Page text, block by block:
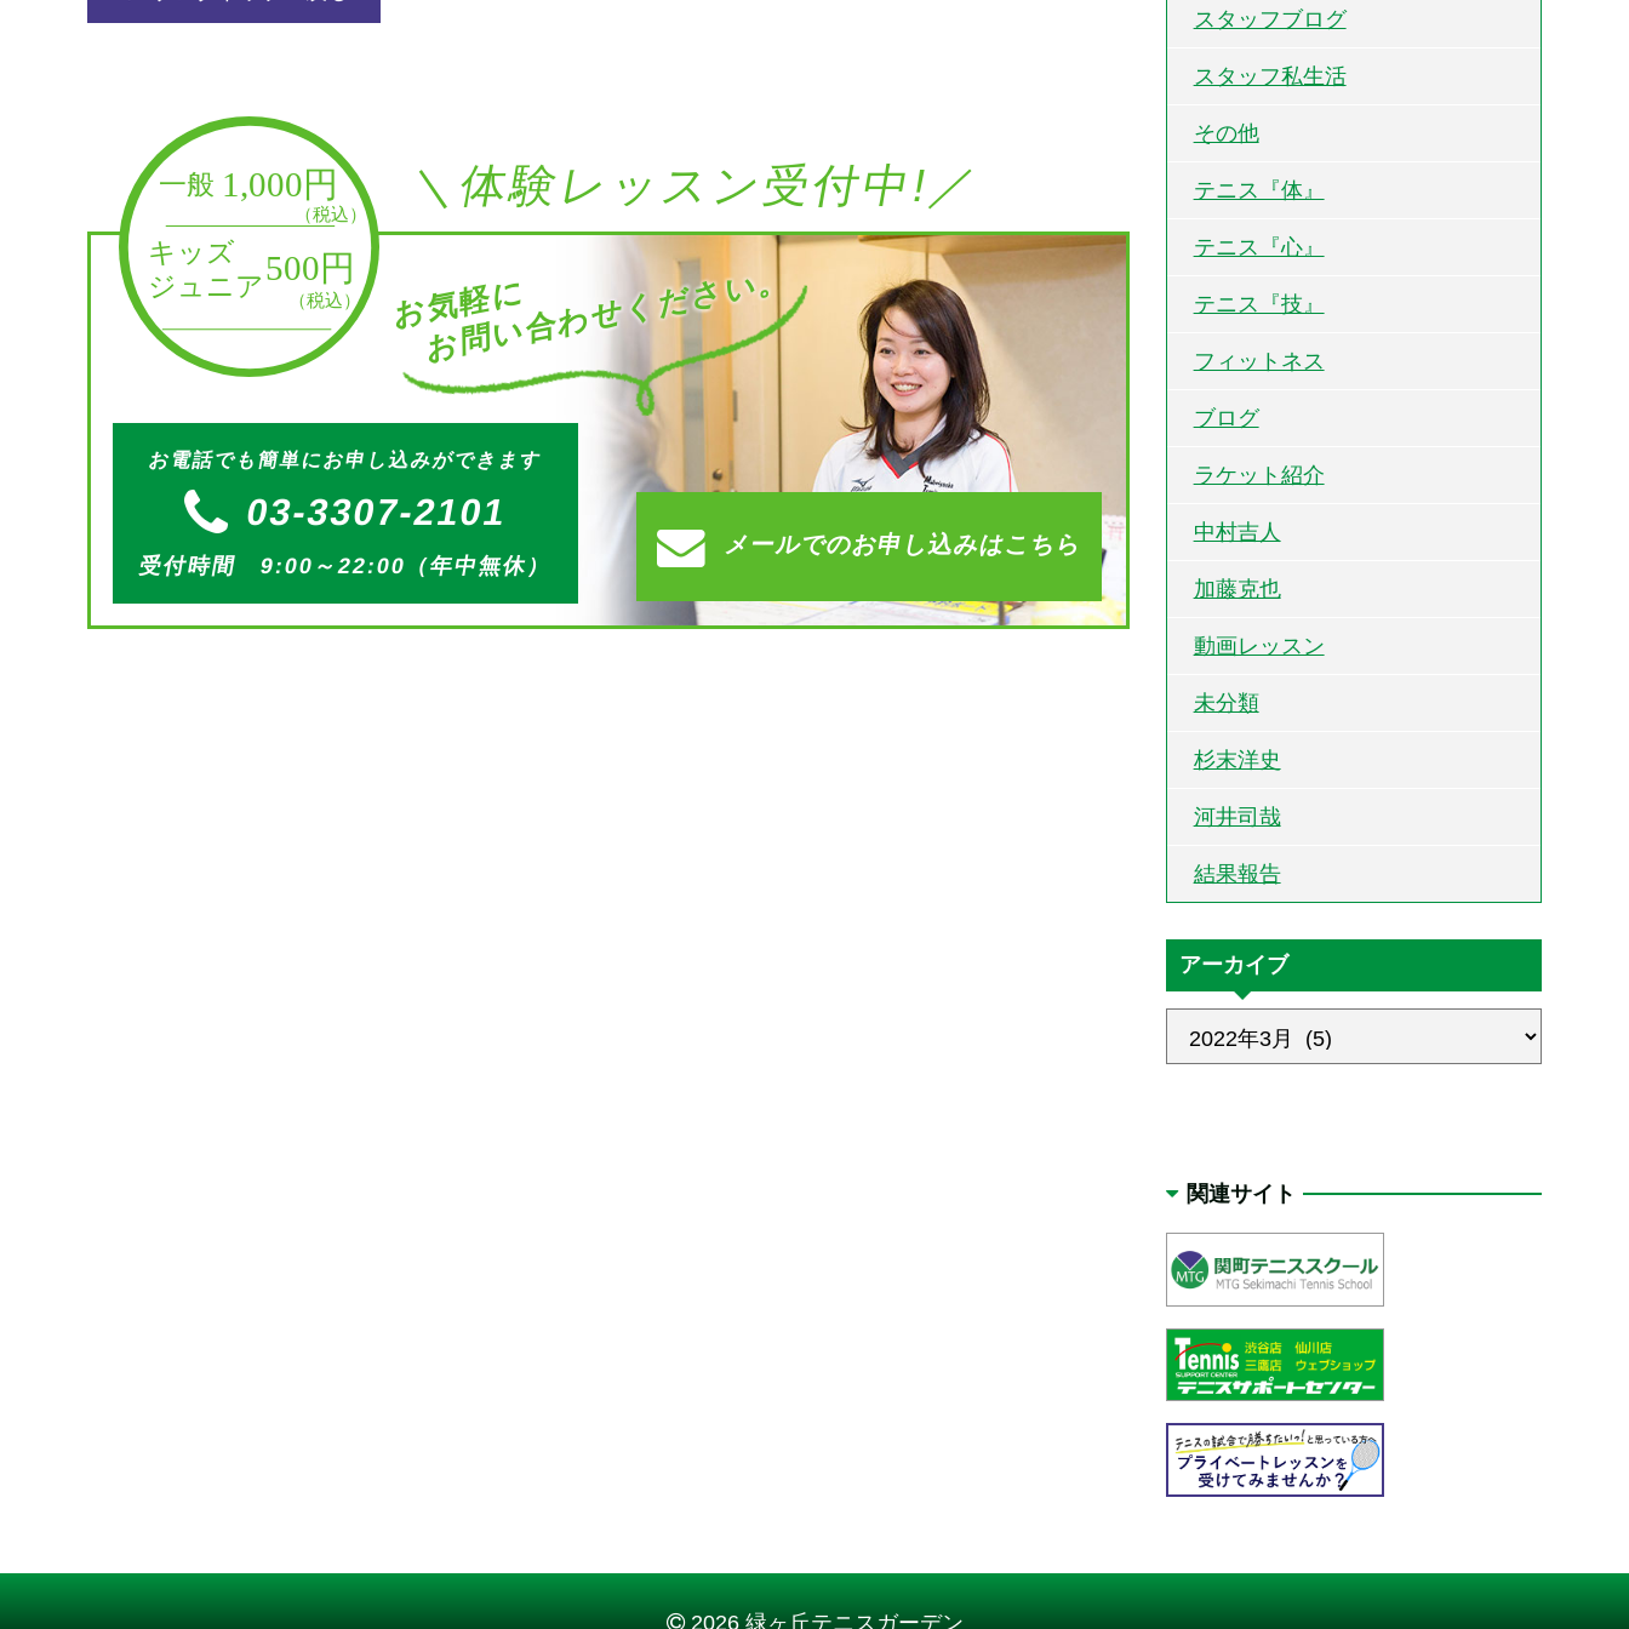
＼体験レッスン受付中!／
お気軽に
お問い合わせください。
お電話でも簡単にお申し込みができます
03-3307-2101
受付時間 9:00～22:00（年中無休）
メールでのお申し込みはこちら
スタッフブログ
スタッフ私生活
その他
テニス『体』
テニス『心』
テニス『技』
フィットネス
ブログ
ラケット紹介
中村吉人
加藤克也
動画レッスン
未分類
杉末洋史
河井司哉
結果報告
アーカイブ
関連サイト
2026 緑ヶ丘テニスガーデン